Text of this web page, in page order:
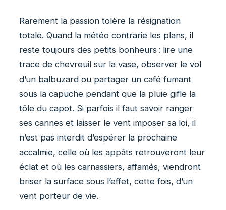
Rarement la passion tolère la résignation
totale. Quand la météo contrarie les plans, il
reste toujours des petits bonheurs : lire une
trace de chevreuil sur la vase, observer le vol
d’un balbuzard ou partager un café fumant
sous la capuche pendant que la pluie gifle la
tôle du capot. Si parfois il faut savoir ranger
ses cannes et laisser le vent imposer sa loi, il
n’est pas interdit d’espérer la prochaine
accalmie, celle où les appâts retrouveront leur
éclat et où les carnassiers, affamés, viendront
briser la surface sous l’effet, cette fois, d’un
vent porteur de vie.